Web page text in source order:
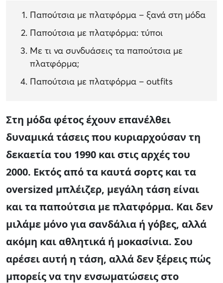
Παπούτσια με πλατφόρμα – ξανά στη μόδα
Παπούτσια με πλατφόρμα: τύποι
Με τι να συνδυάσεις τα παπούτσια με
πλατφόρμα;
Παπούτσια με πλατφόρμα – outfits
Στη μόδα φέτος έχουν επανέλθει
δυναμικά τάσεις που κυριαρχούσαν τη
δεκαετία του 1990 και στις αρχές του
2000. Εκτός από τα καυτά σορτς και τα
oversized μπλέιζερ, μεγάλη τάση είναι
και τα παπούτσια με πλατφόρμα. Και δεν
μιλάμε μόνο για σανδάλια ή γόβες, αλλά
ακόμη και αθλητικά ή μοκασίνια. Σου
αρέσει αυτή η τάση, αλλά δεν ξέρεις πώς
μπορείς να την ενσωματώσεις στο